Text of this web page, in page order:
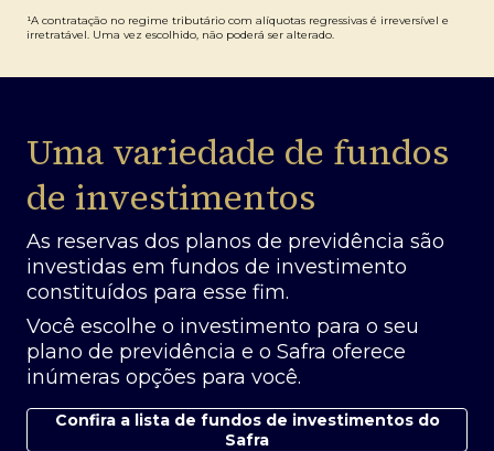
¹A contratação no regime tributário com alíquotas regressivas é irreversível e
irretratável. Uma vez escolhido, não poderá ser alterado.
Uma variedade de fundos
de investimentos
As reservas dos planos de previdência são
investidas em fundos de investimento
constituídos para esse fim.
Você escolhe o investimento para o seu
plano de previdência e o Safra oferece
inúmeras opções para você.
Confira a lista de fundos de investimentos do
Safra